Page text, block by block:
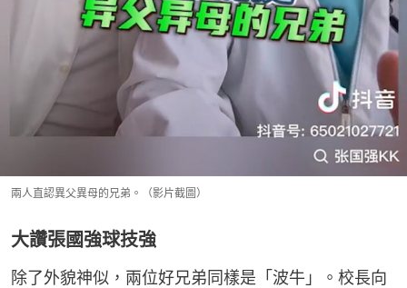
兩人直認異父異母的兄弟。（影片截圖）
大讚張國強球技強
除了外貌神似，兩位好兄弟同樣是「波牛」。校長向